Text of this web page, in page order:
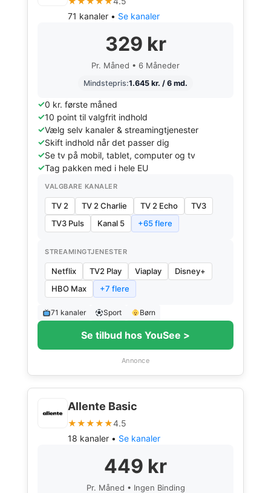
71 kanaler • Se kanaler
329 kr
Pr. Måned • 6 Måneder
Mindstepris:1.645 kr. / 6 md.
0 kr. første måned
10 point til valgfrit indhold
Vælg selv kanaler & streamingtjenester
Skift indhold når det passer dig
Se tv på mobil, tablet, computer og tv
Tag pakken med i hele EU
VALGBARE KANALER
TV 2 TV 2 Charlie TV 2 Echo
TV3
TV3 Puls
Kanal 5 +65 flere
STREAMINGTJENESTER
Netflix TV2 Play Viaplay
Disney+
HBO Max
+7 flere
71 kanaler Sport Børn
Se tilbud hos YouSee >
Annonce
Allente Basic
★★★★★4.5
18 kanaler • Se kanaler
449 kr
Pr. Måned • Ingen Binding